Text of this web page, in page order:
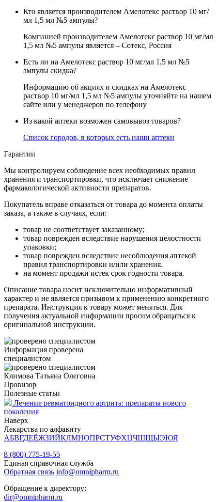
Кто является производителем Амелотекс раствор 10 мг/
мл 1,5 мл №5 ампулы?
Компанией производителем Амелотекс раствор 10 мг/мл
1,5 мл №5 ампулы является – Сотекс, Россия
Есть ли на Амелотекс раствор 10 мг/мл 1,5 мл №5
ампулы скидка?
Информацию об акциях и скидках на Амелотекс
раствор 10 мг/мл 1,5 мл №5 ампулы уточняйте на нашем
сайте или у менеджеров по телефону
Из какой аптеки возможен самовывоз товаров?
Список городов, в которых есть наши аптеки
Гарантии
Мы контролируем соблюдение всех необходимых правил
хранения и транспортировки, что исключает снижение
фармакологической активности препаратов.
Покупатель вправе отказаться от товара до момента оплаты
заказа, а также в случаях, если:
товар не соответствует заказанному;
товар поврежден вследствие нарушения целостности
упаковки;
товар поврежден вследствие несоблюдения аптекой
правил транспортировки и/или хранения.
на момент продажи истек срок годности товара.
Описание товара носит исключительно информативный
характер и не является призывом к применению конкретного
препарата. Инструкция к товару может меняться. Для
получения актуальной информации просим обращаться к
оригинальной инструкции.
Информация проверена
специалистом
Климова Татьяна Олеговна
Провизор
Полезные статьи
Лечение ревматоидного артрита: препараты нового
поколения
Наверх
Лекарства по алфавиту
АБВГДЕЁЖЗИЙКЛМНОПРСТУФХЦЧШЩЫЭЮЯ
8 (800) 775-19-55
Единая справочная служба
Обратная связь info@omnipharm.ru
Обращение к директору:
dir@omnipharm.ru